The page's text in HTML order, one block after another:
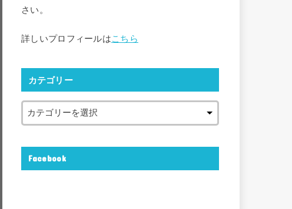
さい。
詳しいプロフィールはこちら
カテゴリー
Facebook